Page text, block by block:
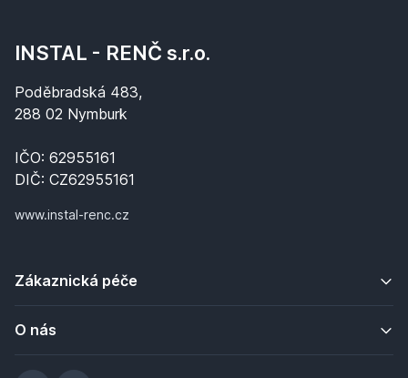
INSTAL - RENČ s.r.o.
Poděbradská 483,
288 02 Nymburk
IČO: 62955161
DIČ: CZ62955161
www.instal-renc.cz
Zákaznická péče
O nás